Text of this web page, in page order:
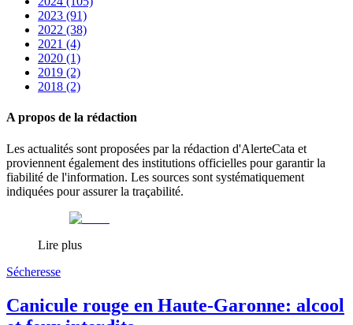
2023 (91)
2022 (38)
2021 (4)
2020 (1)
2019 (2)
2018 (2)
A propos de la rédaction
Les actualités sont proposées par la rédaction d'AlerteCata et
proviennent également des institutions officielles pour garantir la
fiabilité de l'information. Les sources sont systématiquement
indiquées pour assurer la traçabilité.
Lire plus
Sécheresse
Canicule rouge en Haute-Garonne: alcool